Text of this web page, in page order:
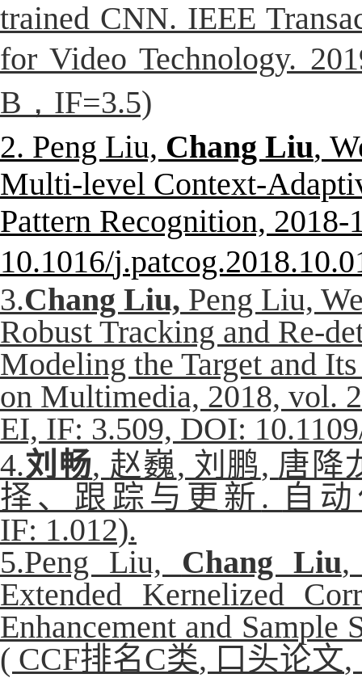
trained CNN. IEEE
for Video Technology.
B，IF=3.5)
2. Peng Liu, Chang Liu,
Multi-level Context-
Pattern Recognition,
10.1016/
3.Chang Liu, Peng Liu,
Robust Tracking and Re-
Modeling the Target and
on Multimedia, 2018, vol.
EI, IF: 3.509, DOI:
4.刘畅, 赵巍, 刘鹏, 唐降
择、跟踪与更新 . 自
IF: 1.012).
5.Peng Liu, Chang Liu,
Extended Kernelized
Enhancement and
( CCF排名C类, 口头论文,